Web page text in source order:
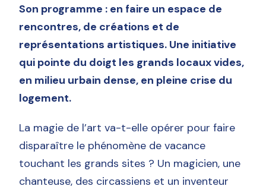
Son programme : en faire un espace de
rencontres, de créations et de
représentations artistiques. Une initiative
qui pointe du doigt les grands locaux vides,
en milieu urbain dense, en pleine crise du
logement.
La magie de l’art va-t-elle opérer pour faire
disparaître le phénomène de vacance
touchant les grands sites ? Un magicien, une
chanteuse, des circassiens et un inventeur